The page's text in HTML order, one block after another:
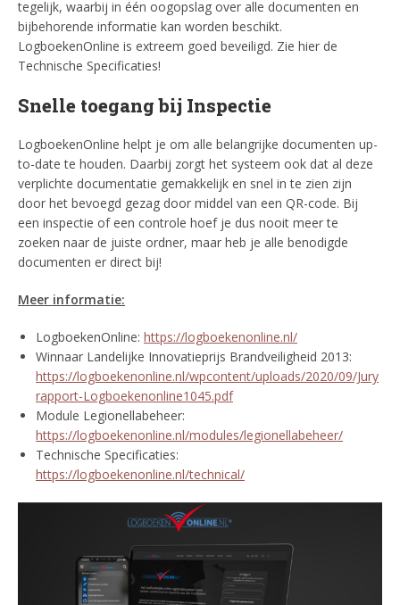
tegelijk, waarbij in één oogopslag over alle documenten en
bijbehorende informatie kan worden beschikt.
LogboekenOnline is extreem goed beveiligd. Zie hier de
Technische Specificaties!
Snelle toegang bij Inspectie
LogboekenOnline helpt je om alle belangrijke documenten up-
to-date te houden. Daarbij zorgt het systeem ook dat al deze
verplichte documentatie gemakkelijk en snel in te zien zijn
door het bevoegd gezag door middel van een QR-code. Bij
een inspectie of een controle hoef je dus nooit meer te
zoeken naar de juiste ordner, maar heb je alle benodigde
documenten er direct bij!
Meer informatie:
LogboekenOnline: https://logboekenonline.nl/
Winnaar Landelijke Innovatieprijs Brandveiligheid 2013:
https://logboekenonline.nl/wpcontent/uploads/2020/09/Jury
rapport-Logboekenonline1045.pdf
Module Legionellabeheer:
https://logboekenonline.nl/modules/legionellabeheer/
Technische Specificaties:
https://logboekenonline.nl/technical/